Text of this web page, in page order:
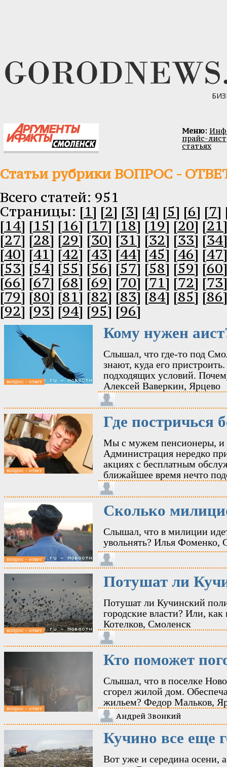
Меню:
прайс-лист
статьях
Статьи рубрики ВОПРОС -
Всего статей: 951
Cтраницы: [1] [2] [3] [4] [5] [6] [7]
[14] [15] [16] [17] [18] [19] [20] [21]
[27] [28] [29] [30] [31] [32] [33] [34]
[40] [41] [42] [43] [44] [45] [46] [47]
[53] [54] [55] [56] [57] [58] [59] [60]
[66] [67] [68] [69] [70] [71] [72] [73]
[79] [80] [81] [82] [83] [84] [85] [86]
[92] [93] [94] [95] [96]
вопрос - ответ
Кому нужен
Слышал, что где-то под
знают, куда его
подходящих условий.
Алексей Ваверкин, Ярцево
вопрос - ответ
Где постричься
Мы с мужем пенсионеры, и
Администрация нередко
акциях с бесплатным
ближайшее время нечто
вопрос - ответ
Сколько
Слышал, что в милиции
увольнять? Илья Фоменко,
вопрос - ответ
Потушат ли
Потушат ли Кучинский
городские власти? Или,
Котелков, Смоленск
вопрос - ответ
Кто поможет
Слышал, что в поселке
сгорел жилой дом.
жильем? Федор Мальков,
Андрей Звонкий
Кучино все еще
Вот уже и середина осени,